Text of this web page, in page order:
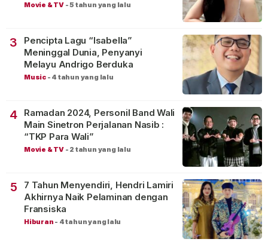
Movie & TV -5 tahun yang lalu
3
Pencipta Lagu “Isabella”
Meninggal Dunia, Penyanyi
Melayu Andrigo Berduka
Music - 4 tahun yang lalu
4
Ramadan 2024, Personil Band Wali
Main Sinetron Perjalanan Nasib :
“TKP Para Wali”
Movie & TV - 2 tahun yang lalu
5
7 Tahun Menyendiri, Hendri Lamiri
Akhirnya Naik Pelaminan dengan
Fransiska
Hiburan - 4 tahun yang lalu